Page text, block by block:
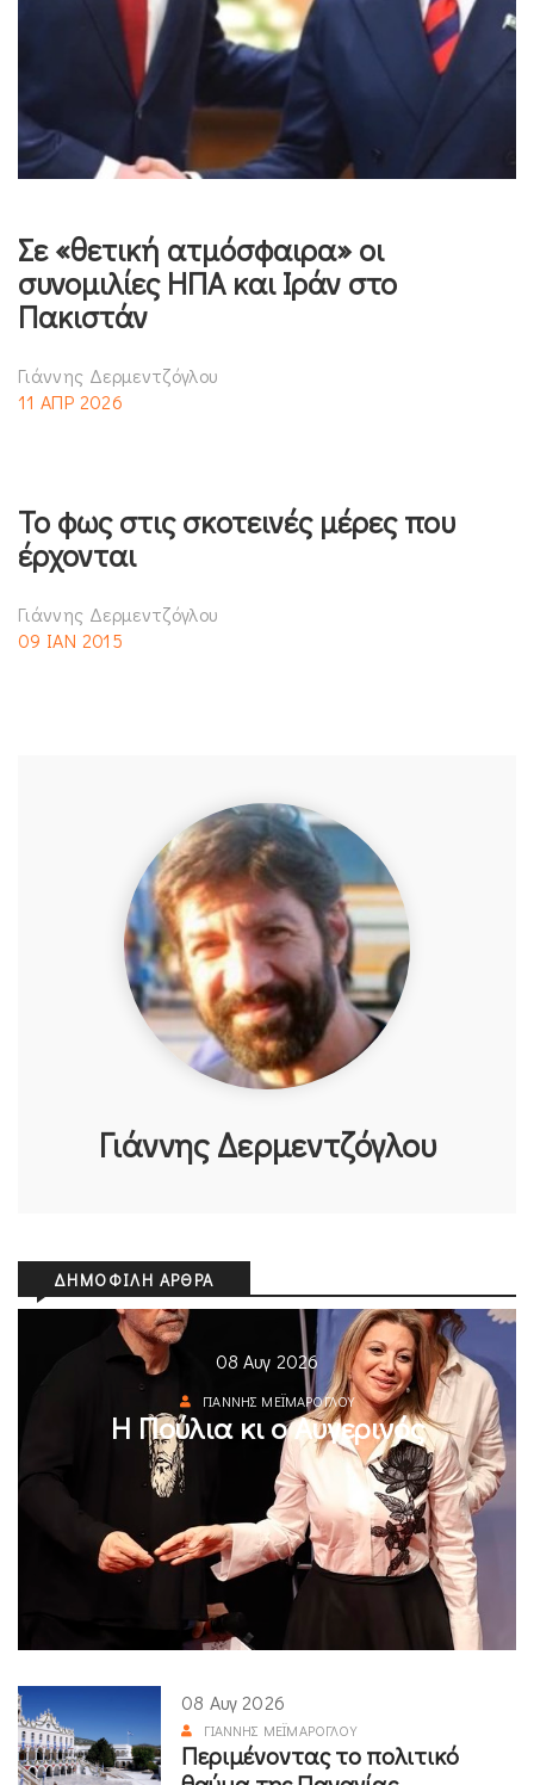
Σε «θετική ατμόσφαιρα» οι
συνομιλίες ΗΠΑ και Ιράν στο
Πακιστάν
Γιάννης Δερμεντζόγλου
11 ΑΠΡ 2026
Το φως στις σκοτεινές μέρες που
έρχονται
Γιάννης Δερμεντζόγλου
09 ΙΑΝ 2015
Γιάννης Δερμεντζόγλου
ΔΗΜΟΦΙΛΉ ΆΡΘΡΑ
08 Αυγ 2026
ΓΙΆΝΝΗΣ ΜΕΪΜΆΡΟΓΛΟΥ
Η Πούλια κι ο Αυγερινός
08 Αυγ 2026
ΓΙΆΝΝΗΣ ΜΕΪΜΆΡΟΓΛΟΥ
Περιμένοντας το πολιτικό